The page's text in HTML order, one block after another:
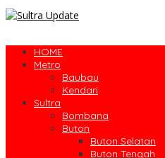
HOME
Metro
Baubau
Kendari
Sultra
Bombana
Buton
Buton Selatan
Buton Tengah